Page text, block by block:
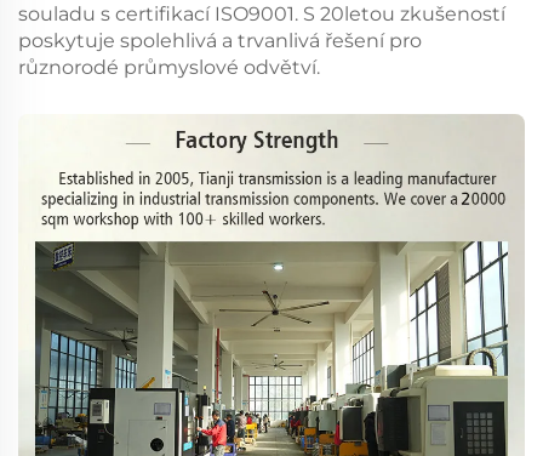
souladu s certifikací ISO9001. S 20letou zkušeností
poskytuje spolehlivá a trvanlivá řešení pro
různorodé průmyslové odvětví.